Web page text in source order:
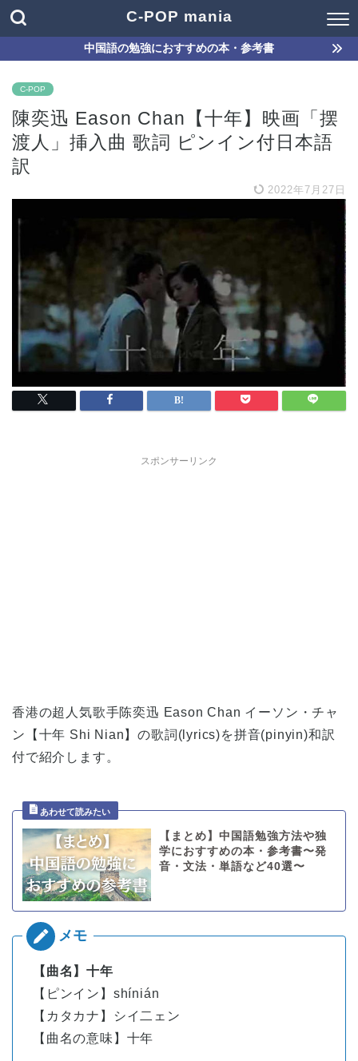
C-POP mania
中国語の勉強におすすめの本・参考書
C-POP
陳奕迅 Eason Chan【十年】映画「摆
渡人」挿入曲 歌詞 ピンイン付日本語
訳
2022年7月27日
スポンサーリンク
香港の超人気歌手陈奕迅 Eason Chan イーソン・チャ
ン【十年 Shi Nian】の歌詞(lyrics)を拼音(pinyin)和訳
付で紹介します。
【まとめ】中国語勉強方法や独
学におすすめの本・参考書〜発
音・文法・単語など40選〜
【曲名】十年
【ピンイン】shínián
【カタカナ】シイ二ェン
【曲名の意味】十年